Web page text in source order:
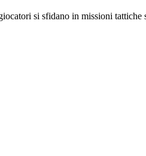
si sfidano in missioni